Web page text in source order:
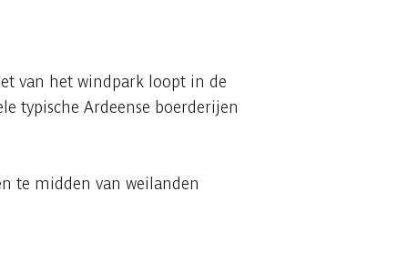
van het windpark loopt in de
typische Ardeense boerderijen
te midden van weilanden